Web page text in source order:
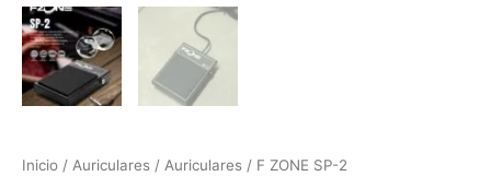
Inicio / Auriculares / Auriculares / F ZONE SP-2